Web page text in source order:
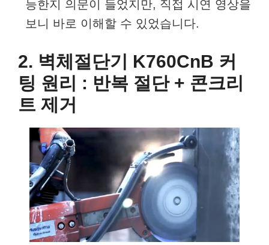
능한지 의문이 들었지만, 직접 시연 영상을
보니 바로 이해할 수 있었습니다.
2. 벽체절단기 K760CnB 커
팅 원리 : 반복 절단 + 콘크리
트 제거